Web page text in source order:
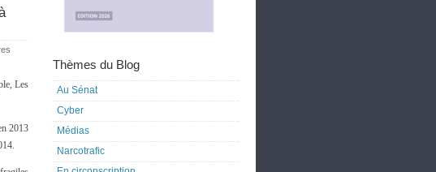
Les
2013
Thèmes du Blog
Au Sénat
Cyber
Médias
Narcotrafic